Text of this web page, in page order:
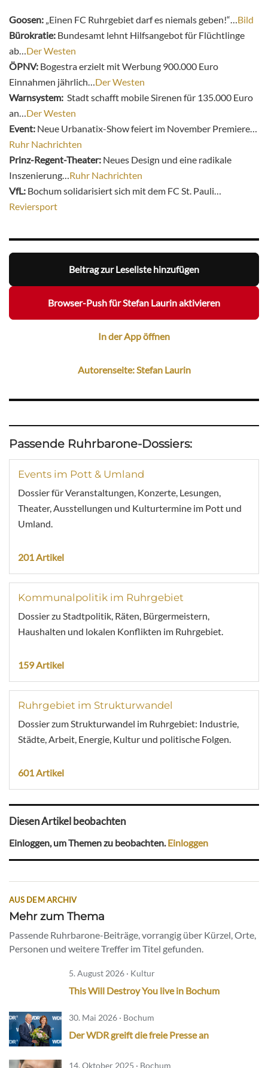
Goosen: „Einen FC Ruhrgebiet darf es niemals geben!“… Bild
Bürokratie: Bundesamt lehnt Hilfsangebot für Flüchtlinge
ab… Der Westen
ÖPNV: Bogestra erzielt mit Werbung 900.000 Euro
Einnahmen jährlich… Der Westen
Warnsystem: Stadt schafft mobile Sirenen für 135.000 Euro
an… Der Westen
Event: Neue Urbanatix-Show feiert im November Premiere…
Ruhr Nachrichten
Prinz-Regent-Theater: Neues Design und eine radikale
Inszenierung… Ruhr Nachrichten
VfL: Bochum solidarisiert sich mit dem FC St. Pauli…
Reviersport
Beitrag zur Leseliste hinzufügen
Browser-Push für Stefan Laurin aktivieren
In der App öffnen
Autorenseite: Stefan Laurin
Passende Ruhrbarone-Dossiers:
Events im Pott & Umland
Dossier für Veranstaltungen, Konzerte, Lesungen,
Theater, Ausstellungen und Kulturtermine im Pott und
Umland.
201 Artikel
Kommunalpolitik im Ruhrgebiet
Dossier zu Stadtpolitik, Räten, Bürgermeistern,
Haushalten und lokalen Konflikten im Ruhrgebiet.
159 Artikel
Ruhrgebiet im Strukturwandel
Dossier zum Strukturwandel im Ruhrgebiet: Industrie,
Städte, Arbeit, Energie, Kultur und politische Folgen.
601 Artikel
Diesen Artikel beobachten
Einloggen, um Themen zu beobachten.Einloggen
AUS DEM ARCHIV
Mehr zum Thema
Passende Ruhrbarone-Beiträge, vorrangig über Kürzel, Orte,
Personen und weitere Treffer im Titel gefunden.
5. August 2026 · Kultur
This Will Destroy You live in Bochum
30. Mai 2026 · Bochum
Der WDR greift die freie Presse an
14. Oktober 2025 · Bochum